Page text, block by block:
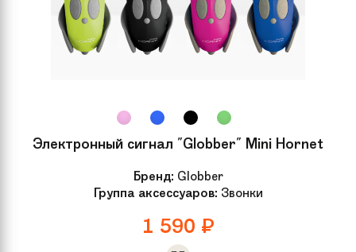
Электронный сигнал "Globber" Mini Hornet
Бренд: Globber
Группа аксессуаров: Звонки
1 590 ₽